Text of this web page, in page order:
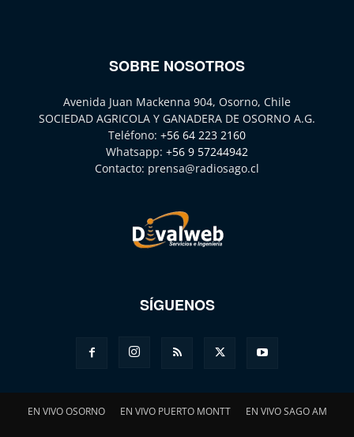
SOBRE NOSOTROS
Avenida Juan Mackenna 904, Osorno, Chile
SOCIEDAD AGRICOLA Y GANADERA DE OSORNO A.G.
Teléfono: +56 64 223 2160
Whatsapp: +56 9 57244942
Contacto: prensa@radiosago.cl
SÍGUENOS
EN VIVO OSORNO EN VIVO PUERTO MONTT EN VIVO SAGO AM